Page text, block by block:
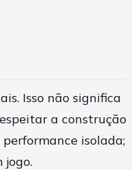
Isso não significa
a construção
isolada;
jogo.